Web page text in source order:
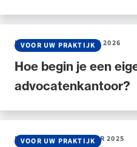
Hoe begin je een
advocatenkantoor?
VOOR UW PRAKTIJK
NIEUWS•03 FEBRUARI 2026
VOOR UW PRAKTIJK
NIEUWS•18 DECEMBER 2025